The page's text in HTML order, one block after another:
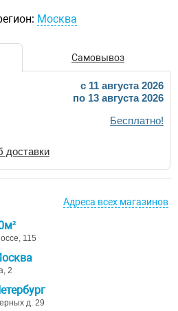
Москва
Самовывоз
c 11 августа 2026
по 13 августа 2026
Бесплатно!
доставки
Адреса всех магазинов
115
2
д. 29